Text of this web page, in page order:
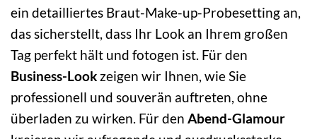
ein detailliertes Braut-Make-up-Probesetting an,
das sicherstellt, dass Ihr Look an Ihrem großen
Tag perfekt hält und fotogen ist. Für den
Business-Look zeigen wir Ihnen, wie Sie
professionell und souverän auftreten, ohne
überladen zu wirken. Für den Abend-Glamour